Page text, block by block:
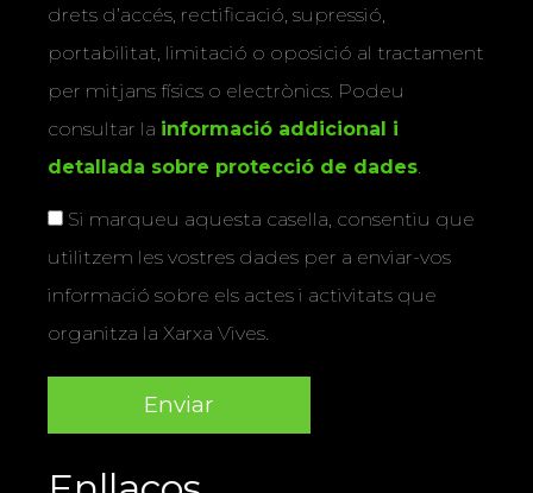
drets d’accés, rectificació, supressió,
portabilitat, limitació o oposició al tractament
per mitjans físics o electrònics. Podeu
consultar la informació addicional i
detallada sobre protecció de dades.
Si marqueu aquesta casella, consentiu que
utilitzem les vostres dades per a enviar-vos
informació sobre els actes i activitats que
organitza la Xarxa Vives.